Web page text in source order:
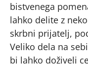
bistvenega
lahko delite z
skrbni prijatelj,
Veliko dela na
bi lahko doživeli